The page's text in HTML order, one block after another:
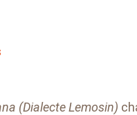
(Dialecte Lemosin)